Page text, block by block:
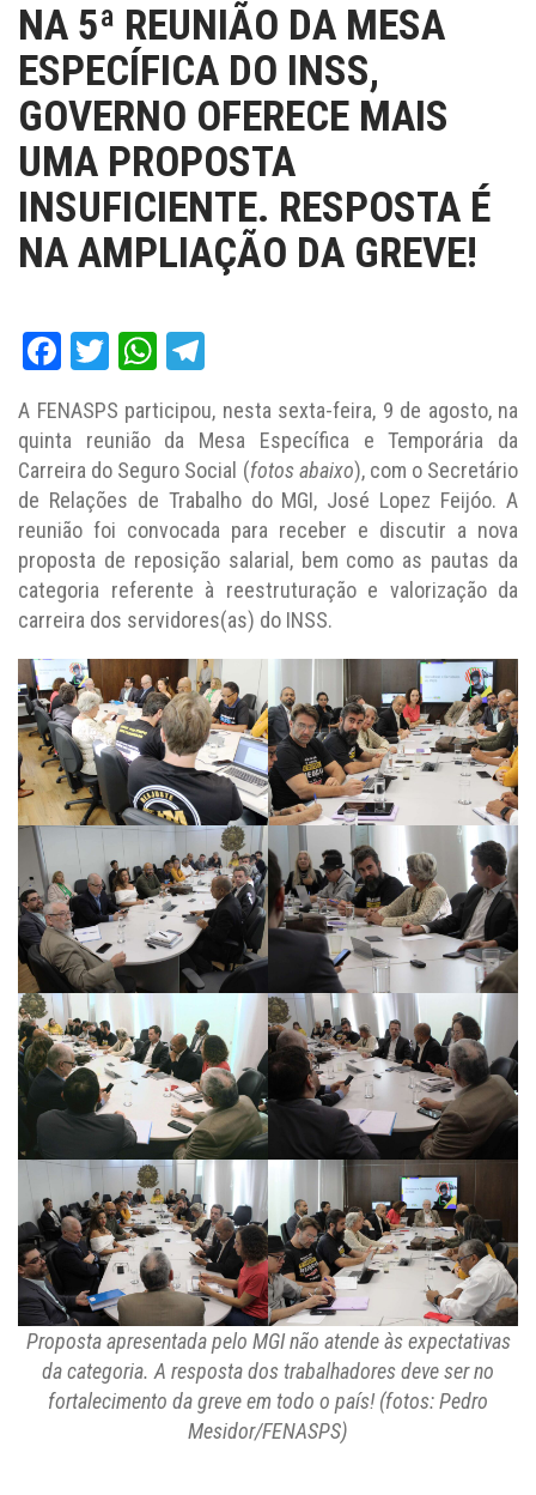
NA 5ª REUNIÃO DA MESA
ESPECÍFICA DO INSS,
GOVERNO OFERECE MAIS
UMA PROPOSTA
INSUFICIENTE. RESPOSTA É
NA AMPLIAÇÃO DA GREVE!
Facebook
TwitterWhatsApp
A FENASPS participou, nesta sexta-feira, 9 de agosto, na
quinta reunião da Mesa Específica e Temporária da
Carreira do Seguro Social (fotos abaixo), com o Secretário
de Relações de Trabalho do MGI, José Lopez Feijóo. A
reunião foi convocada para receber e discutir a nova
proposta de reposição salarial, bem como as pautas da
categoria referente à reestruturação e valorização da
carreira dos servidores(as) do INSS.
Proposta apresentada pelo MGI não atende às expectativas
da categoria. A resposta dos trabalhadores deve ser no
fortalecimento da greve em todo o país! (fotos: Pedro
Mesidor/FENASPS)